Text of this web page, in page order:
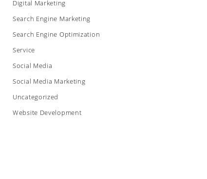
Digital Marketing
Search Engine Marketing
Search Engine Optimization
Service
Social Media
Social Media Marketing
Uncategorized
Website Development